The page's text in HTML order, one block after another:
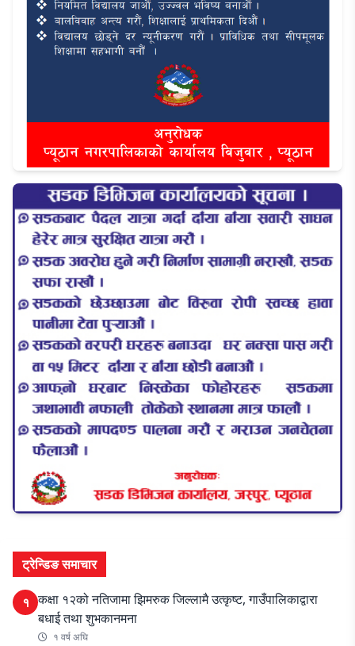
ट्रेन्डिङ समाचार
१ कक्षा १२को नतिजामा झिमरुक जिल्लामै उत्कृष्ट, गाउँपालिकाद्वारा
बधाई तथा शुभकानमना
१ वर्ष अघि